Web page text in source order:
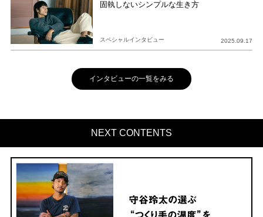
固執しないシンプルな生き方
スペシャルインタビュー 2025.09.17
インタビューの一覧をみる
NEXT CONTENTS